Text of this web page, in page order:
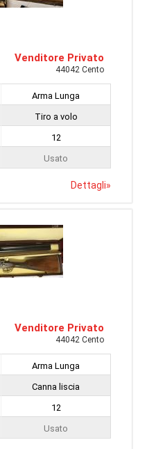
Venditore Privato
44042 Cento
Arma Lunga
Tiro a volo
12
Usato
Dettagli»
Venditore Privato
44042 Cento
Arma Lunga
Canna liscia
12
Usato